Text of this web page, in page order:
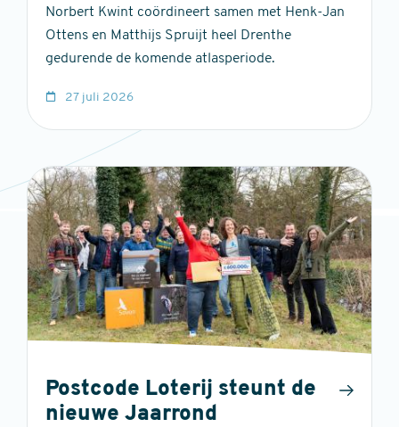
Norbert Kwint coördineert samen met Henk-Jan
Ottens en Matthijs Spruijt heel Drenthe
gedurende de komende atlasperiode.
27 juli 2026
Postcode Loterij steunt de
nieuwe Jaarrond